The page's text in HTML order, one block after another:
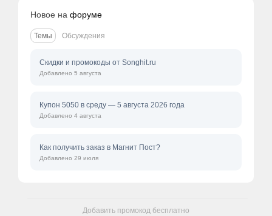
Новое на форуме
Темы Обсуждения
Скидки и промокоды от Songhit.ru
Добавлено 5 августа
Купон 5050 в среду — 5 августа 2026 года
Добавлено 4 августа
Как получить заказ в Магнит Пост?
Добавлено 29 июля
Добавить промокод бесплатно